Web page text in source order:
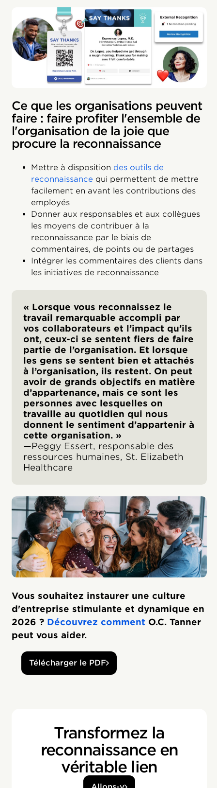
Ce que les organisations peuvent
faire : faire profiter l'ensemble de
l'organisation de la joie que
procure la reconnaissance
Mettre à disposition des outils de
reconnaissance qui permettent de mettre
facilement en avant les contributions des
employés
Donner aux responsables et aux collègues
les moyens de contribuer à la
reconnaissance par le biais de
commentaires, de points ou de partages
Intégrer les commentaires des clients dans
les initiatives de reconnaissance
« Lorsque vous reconnaissez le
travail remarquable accompli par
vos collaborateurs et l’impact qu’ils
ont, ceux-ci se sentent fiers de faire
partie de l’organisation. Et lorsque
les gens se sentent bien et attachés
à l’organisation, ils restent. On peut
avoir de grands objectifs en matière
d’appartenance, mais ce sont les
personnes avec lesquelles on
travaille au quotidien qui nous
donnent le sentiment d’appartenir à
cette organisation. »
—Peggy Essert, responsable des
ressources humaines, St. Elizabeth
Healthcare
Vous souhaitez instaurer une culture
d'entreprise stimulante et dynamique en
2026 ? Découvrez comment O.C. Tanner
peut vous aider.
Télécharger le PDF
Transformez la
reconnaissance en
véritable lien